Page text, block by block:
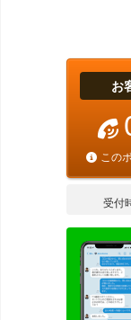
お
この
受付